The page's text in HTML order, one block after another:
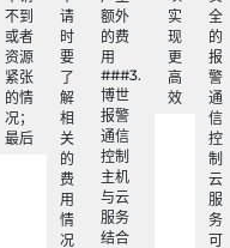
不到
或者
资源
紧张
的情
况；
最后
请
时
要
了
解
相
关
的
费
用
情
况
额外
的费
用
###3.
博世
报警
通信
控制
主机
与云
服务
结合
实
现
更
高
效
全
的
报
警
通
信
控
制
云
服
务
可